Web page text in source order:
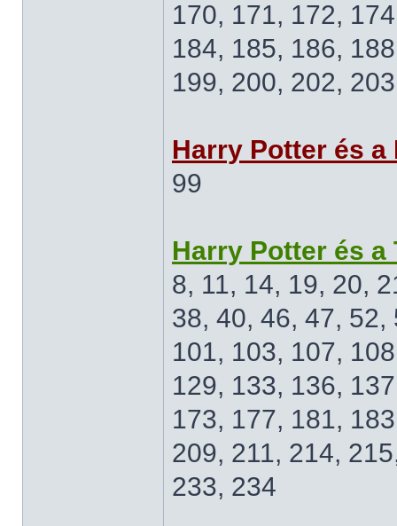
170, 171, 172,
184, 185, 186,
199, 200, 202,
Harry Potter és
99
Harry Potter és
8, 11, 14, 19, 20,
38, 40, 46, 47,
101, 103, 107,
129, 133, 136,
173, 177, 181,
209, 211, 214,
233, 234